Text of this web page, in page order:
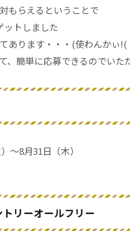
もらえるということで
ットしました
あります・・・(使わんかぃ!(
、簡単に応募できるのでいた
～8月31日（木）
リーオールフリー